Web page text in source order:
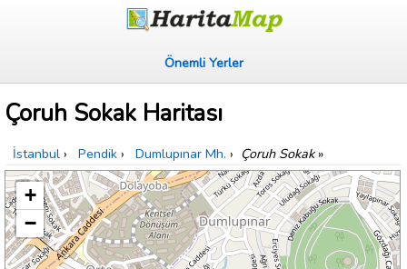
Önemli Yerler
Çoruh Sokak Haritası
İstanbul › Pendik › Dumlupınar Mh. › Çoruh Sokak»
+
−